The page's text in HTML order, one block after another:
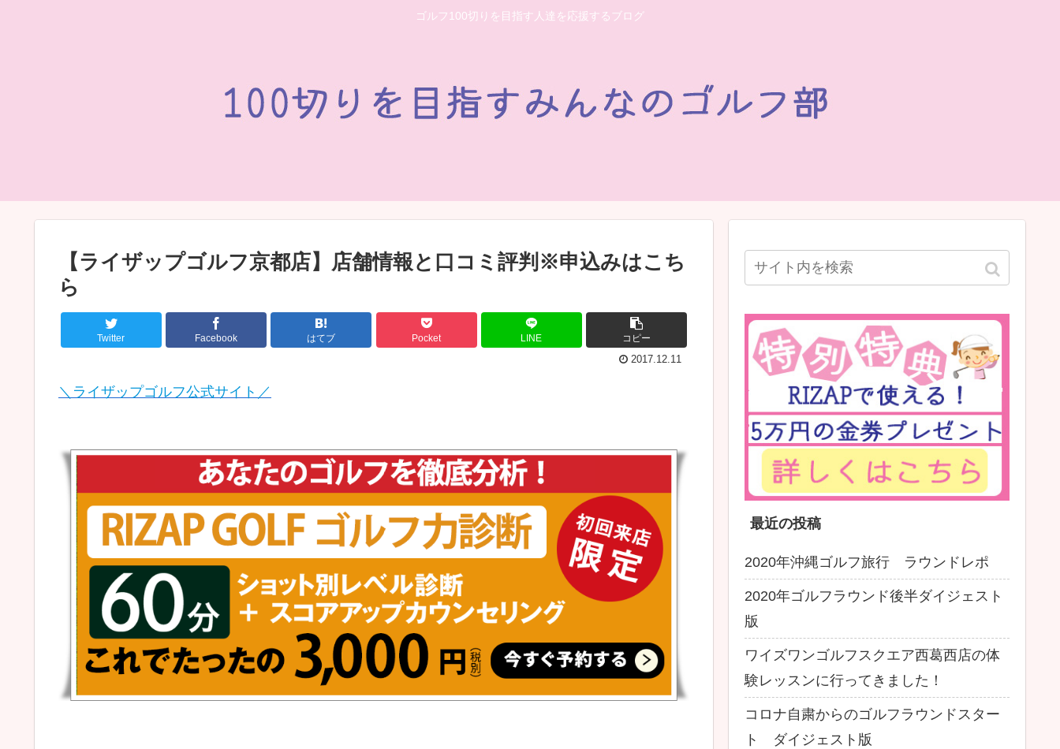
ゴルフ100切りを目指す人達を応援するブログ
【ライザップゴルフ京都店】店舗情報と口コミ評判※申込みはこち
ら
Twitter Facebook はてブ Pocket LINE
コピー
2017.12.11
＼ライザップゴルフ公式サイト／
最近の投稿
2020年沖縄ゴルフ旅行 ラウンドレポ
2020年ゴルフラウンド後半ダイジェスト
版
ワイズワンゴルフスクエア西葛西店の体
験レッスンに行ってきました！
コロナ自粛からのゴルフラウンドスター
ト ダイジェスト版